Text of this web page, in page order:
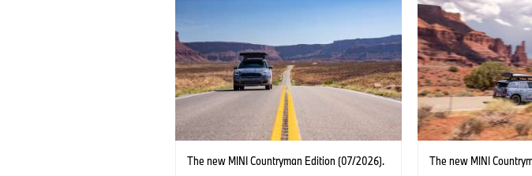
The new MINI Countryman Edition (07/2026). The new MINI